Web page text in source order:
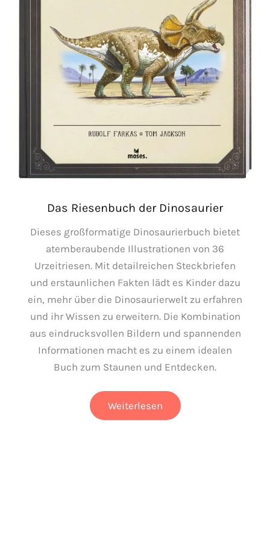
Das Riesenbuch der Dinosaurier
Dieses großformatige Dinosaurierbuch bietet
atemberaubende Illustrationen von 36
Urzeitriesen. Mit detailreichen Steckbriefen
und erstaunlichen Fakten lädt es Kinder dazu
ein, mehr über die Dinosaurierwelt zu erfahren
und ihr Wissen zu erweitern. Die Kombination
aus eindrucksvollen Bildern und spannenden
Informationen macht es zu einem idealen
Buch zum Staunen und Entdecken.
Das
Riesenbuch
Weiterlesen